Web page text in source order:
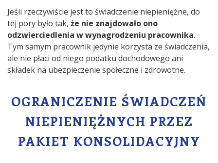
Jeśli rzeczywiście jest to świadczenie niepieniężne, do
tej pory było tak, że nie znajdowało ono
odzwierciedlenia w wynagrodzeniu pracownika.
Tym samym pracownik jedynie korzysta ze świadczenia,
ale nie płaci od niego podatku dochodowego ani
składek na ubezpieczenie społeczne i zdrowotne.
OGRANICZENIE ŚWIADCZEŃ
NIEPIENIĘŻNYCH PRZEZ
PAKIET KONSOLIDACYJNY